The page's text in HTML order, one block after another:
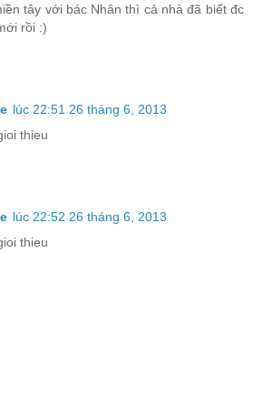
tây với bác Nhân thì cả nhà đã biết đc
rồi :)
lúc 22:51 26 tháng 6, 2013
thieu
lúc 22:52 26 tháng 6, 2013
thieu